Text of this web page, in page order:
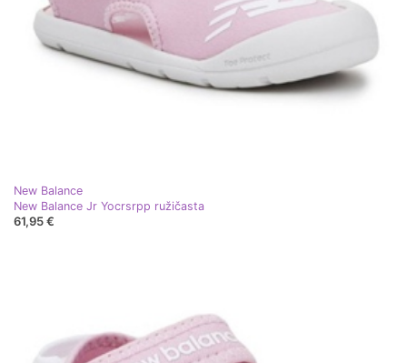
New Balance
New Balance Jr Yocrsrpp ružičasta
61,95 €